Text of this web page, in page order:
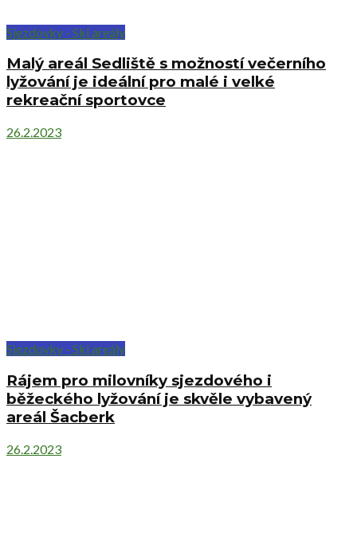
Sjezdovky - Ski areály
Malý areál Sedliště s možností večerního
lyžování je ideální pro malé i velké
rekreační sportovce
26.2.2023
Sjezdovky - Ski areály
Rájem pro milovníky sjezdového i
běžeckého lyžování je skvěle vybavený
areál Šacberk
26.2.2023